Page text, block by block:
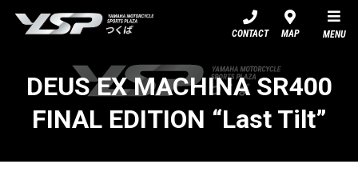
CONTACT MAP MENU
DEUS EX MACHINA SR400
FINAL EDITION “Last Tilt”